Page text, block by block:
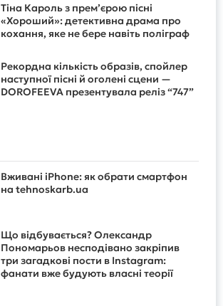
Тіна Кароль з прем’єрою пісні
«Хороший»: детективна драма про
кохання, яке не бере навіть поліграф
Рекордна кількість образів, спойлер
наступної пісні й оголені сцени —
DOROFEEVA презентувала реліз “747”
Вживані iPhone: як обрати смартфон
на tehnoskarb.ua
Що відбувається? Олександр
Пономарьов несподівано закріпив
три загадкові пости в Instagram:
фанати вже будують власні теорії